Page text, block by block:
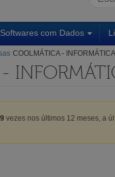
Softwares com Dados
COOLMÁTICA -
vezes nos últimos 12 meses, a